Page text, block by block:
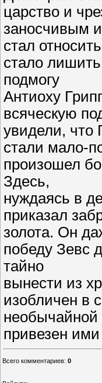
царство и
заносчивым
стал
стало
подмогу
Антиоху
всяческую
увидели, что
стали мало-
произошел
Здесь,
нуждаясь в
приказал
золота. Он
победу Зевс
тайно
вынести из
изобличен в
необычайной
привезен
Всего комментариев: 0